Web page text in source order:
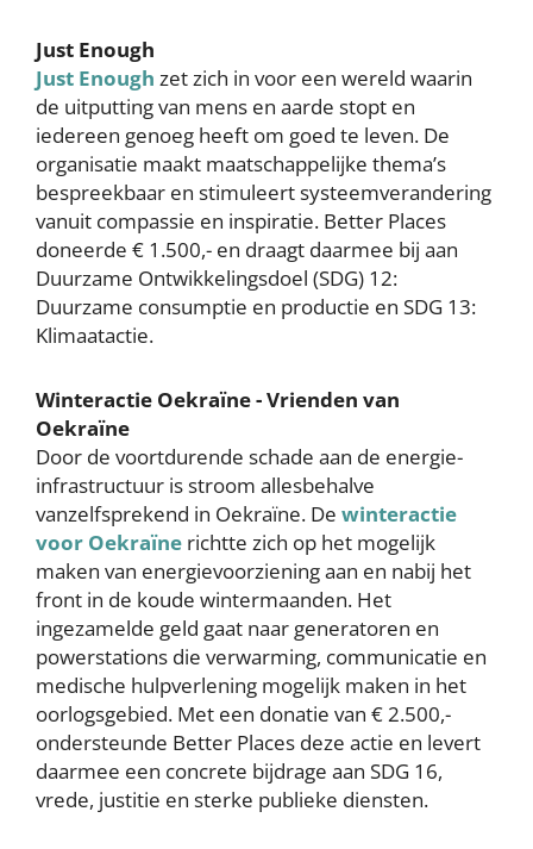
Just Enough
Just Enough zet zich in voor een wereld waarin
de uitputting van mens en aarde stopt en
iedereen genoeg heeft om goed te leven. De
organisatie maakt maatschappelijke thema’s
bespreekbaar en stimuleert systeemverandering
vanuit compassie en inspiratie. Better Places
doneerde € 1.500,- en draagt daarmee bij aan
Duurzame Ontwikkelingsdoel (SDG) 12:
Duurzame consumptie en productie en SDG 13:
Klimaatactie.
Winteractie Oekraïne - Vrienden van
Oekraïne
Door de voortdurende schade aan de energie-
infrastructuur is stroom allesbehalve
vanzelfsprekend in Oekraïne. De winteractie
voor Oekraïne richtte zich op het mogelijk
maken van energievoorziening aan en nabij het
front in de koude wintermaanden. Het
ingezamelde geld gaat naar generatoren en
powerstations die verwarming, communicatie en
medische hulpverlening mogelijk maken in het
oorlogsgebied. Met een donatie van € 2.500,-
ondersteunde Better Places deze actie en levert
daarmee een concrete bijdrage aan SDG 16,
vrede, justitie en sterke publieke diensten.